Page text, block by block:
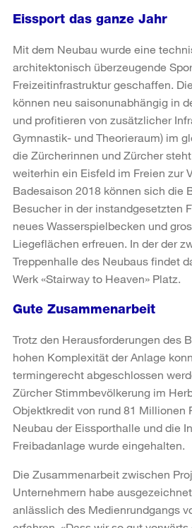
Eissport das ganze Jahr
Mit dem Neubau wurde eine
architektonisch überzeugende
Freizeitinfrastruktur geschaffen.
können neu saisonunabhängig in
und profitieren von zusätzlicher
Gymnastik- und Theorieraum) im
die Zürcherinnen und Zürcher
weiterhin ein Eisfeld im Freien zur
Badesaison 2018 können sich die
Besucher in der instandgesetzten
neues Wasserspielbecken und
Liegeflächen erfreuen. In der der
Treppenhalle des Neubaus findet
Werk «Stairway to Heaven» Platz.
Gute Zusammenarbeit
Trotz den Herausforderungen des
hohen Komplexität der Anlage
termingerecht abgeschlossen
Zürcher Stimmbevölkerung im
Objektkredit von rund 81 Millionen
Neubau der Eissporthalle und die
Freibadanlage wurde eingehalten.
Die Zusammenarbeit zwischen
Unternehmern habe
anlässlich des Medienrundgangs